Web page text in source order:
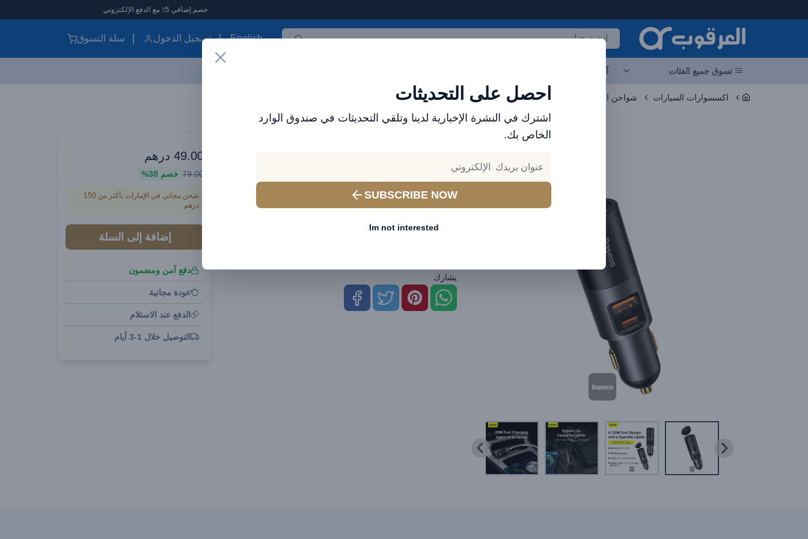
خصم إضافي 5٪ مع الدفع الإلكتروني
English تسجيل الدخول سلة التسوق
تسوق جميع الفئات
احصل على التحديثات
اشترك في النشرة الإخبارية لدينا وتلقي التحديثات في صندوق الوارد
الخاص بك.
SUBSCRIBE NOW
Im not interested
اكسسوارات السيارات شواحن السيارات مشاركة Baseus Car 6 مع منفذ توسيع ولاعة السجائر USB + TYPE-C 120W GREY
ولاعة السجائر USB + TYPE-C 120W
يشارك
49.00 درهم
79.00 خصم 38%
شحن مجاني في الإمارات بأكثر من 150
درهم
إضافة إلى السلة
دفع آمن ومضمون
عودة مجانية
الدفع عند الاستلام
التوصيل خلال 1-3 أيام